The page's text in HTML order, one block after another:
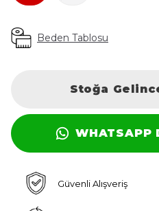
Beden Tablosu
Stoğa
WHATSAPP
Güvenli Alışveriş